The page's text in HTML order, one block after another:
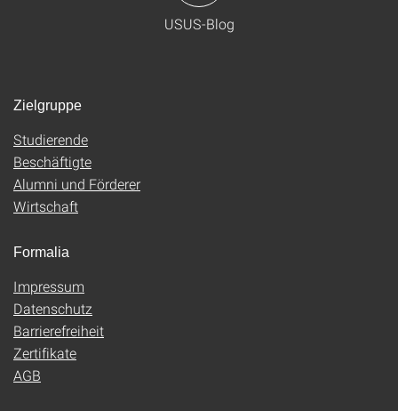
USUS-Blog
Zielgruppe
Studierende
Beschäftigte
Alumni und Förderer
Wirtschaft
Formalia
Impressum
Datenschutz
Barrierefreiheit
Zertifikate
AGB